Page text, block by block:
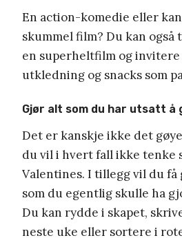
En action-komedie eller
skummel film? Du kan også
en superheltfilm og
utkledning og snacks som
Gjør alt som du har utsatt å
Det er kanskje ikke det
du vil i hvert fall ikke tenke
Valentines. I tillegg vil du
som du egentlig skulle ha
Du kan rydde i skapet,
neste uke eller sortere i